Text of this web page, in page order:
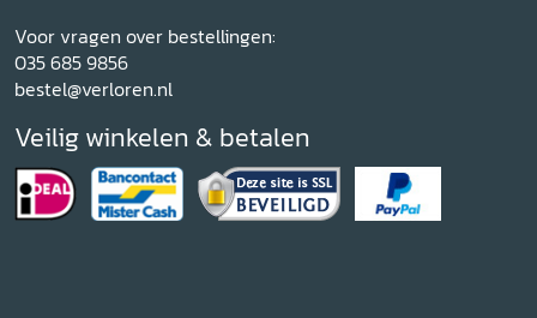
Voor vragen over bestellingen:
035 685 9856
bestel@verloren.nl
Veilig winkelen & betalen